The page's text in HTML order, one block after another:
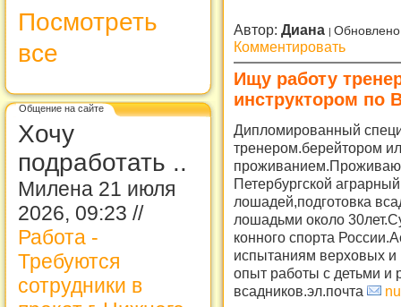
Посмотреть
все
Общение на сайте
Хочу
подработать ..
Милена 21 июля
2026, 09:23 //
Работа -
Требуются
сотрудники в
Автор: Диана
Комментировать
Ищу работу
инструктором по
Дипломированный
тренером.берейтором
проживанием.Проживаю
Петербургской
лошадей,подготовка
лошадьми около
конного спорта
испытаниям верховых
опыт работы с детьми и
всадников.эл.почта